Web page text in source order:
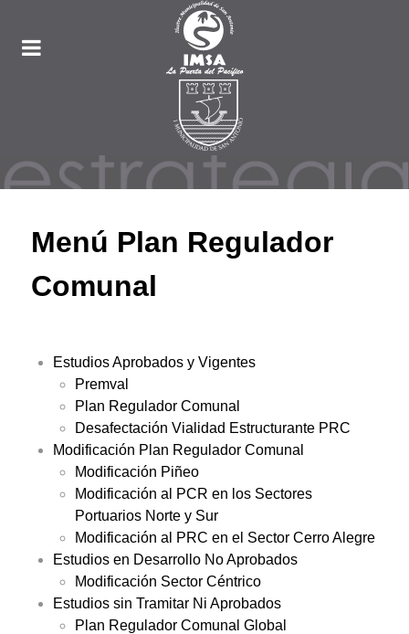
Menú Plan Regulador
Comunal
Estudios Aprobados y Vigentes
Premval
Plan Regulador Comunal
Desafectación Vialidad Estructurante PRC
Modificación Plan Regulador Comunal
Modificación Piñeo
Modificación al PCR en los Sectores
Portuarios Norte y Sur
Modificación al PRC en el Sector Cerro Alegre
Estudios en Desarrollo No Aprobados
Modificación Sector Céntrico
Estudios sin Tramitar Ni Aprobados
Plan Regulador Comunal Global